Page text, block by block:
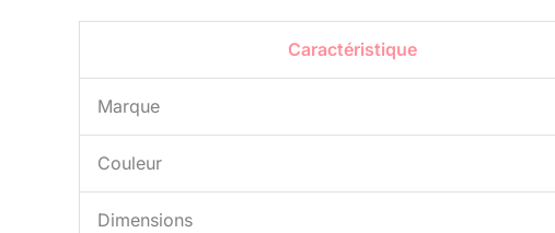
Caractéristique
Marque
Couleur
Dimensions